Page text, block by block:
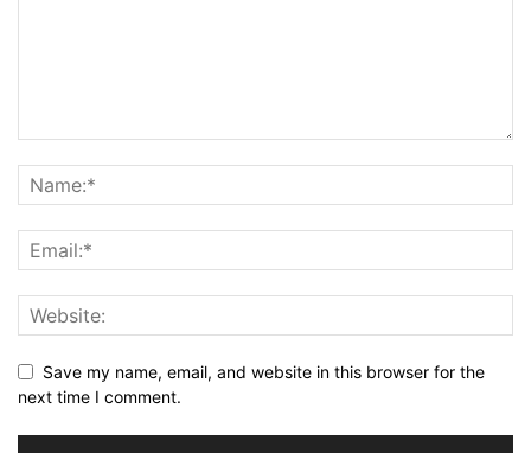
Save my name, email, and website in this browser for the
next time I comment.